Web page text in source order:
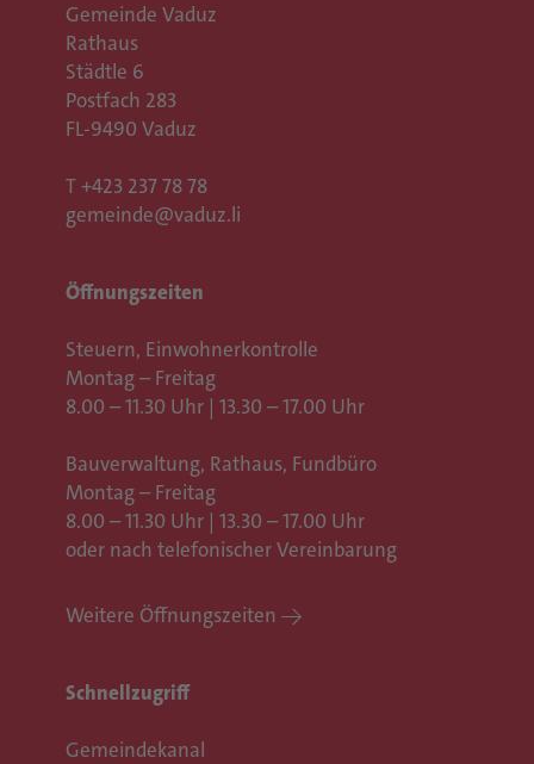
Gemeinde Vaduz
Rathaus
Städtle 6
Postfach 283
FL-9490 Vaduz
T +423 237 78 78
gemeinde@vaduz.li
Öffnungszeiten
Steuern, Einwohnerkontrolle
Montag – Freitag
8.00 – 11.30 Uhr | 13.30 – 17.00 Uhr
Bauverwaltung, Rathaus, Fundbüro
Montag – Freitag
8.00 – 11.30 Uhr | 13.30 – 17.00 Uhr
oder nach telefonischer Vereinbarung
Weitere Öffnungszeiten
Schnellzugriff
Gemeindekanal